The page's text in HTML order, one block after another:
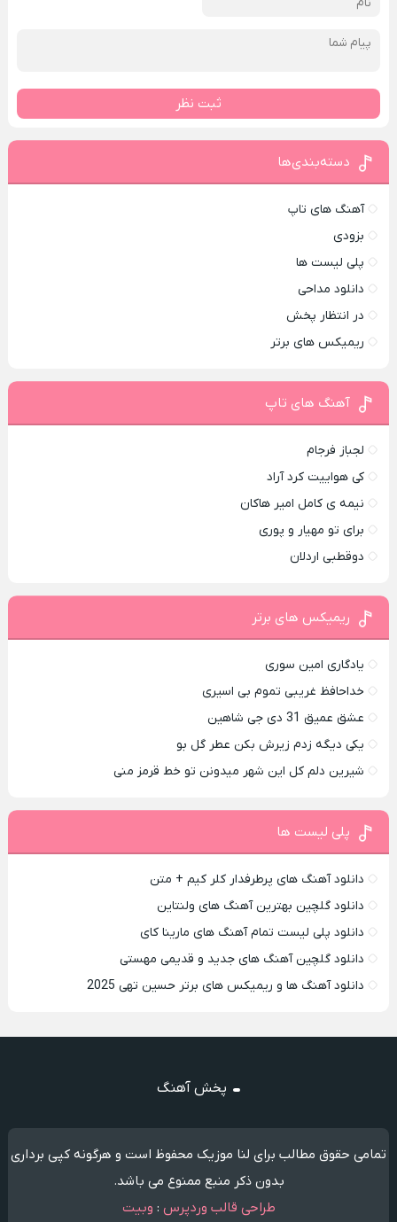
ثبت نظر
دسته‌بندی‌ها
آهنگ های تاپ
بزودی
پلی لیست ها
دانلود مداحی
در انتظار پخش
ریمیکس های برتر
آهنگ های تاپ
لجباز فرجام
کی هواییت کرد آراد
نیمه ی کامل امیر هاکان
برای تو مهیار و پوری
دوقطبی اردلان
ریمیکس های برتر
یادگاری امین سوری
خداحافظ غریبی تموم بی اسیری
عشق عمیق 31 دی جی شاهین
یکی دیگه زدم زیرش بکن عطر گل بو
شیرین دلم کل این شهر میدونن تو خط قرمز منی
پلی لیست ها
دانلود آهنگ های پرطرفدار کلر کیم + متن
دانلود گلچین بهترین آهنگ های ولنتاین
دانلود پلی لیست تمام آهنگ های مارینا کای
دانلود گلچین آهنگ های جدید و قدیمی مهستی
دانلود آهنگ ها و ریمیکس های برتر حسین تهی 2025
پخش آهنگ
تمامی حقوق مطالب برای لنا موزیک محفوظ است و هرگونه کپی برداری
بدون ذکر منبع ممنوع می باشد.
طراحی قالب وردپرس : وبیت